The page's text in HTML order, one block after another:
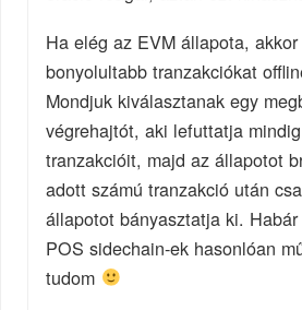
Ha elég az EVM állapota,
bonyolultabb tranzakciókat
Mondjuk kiválasztanak egy
végrehajtót, aki lefuttatja
tranzakcióit, majd az állapotot
adott számú tranzakció után
állapotot bányasztatja ki.
POS sidechain-ek hasonlóan
tudom